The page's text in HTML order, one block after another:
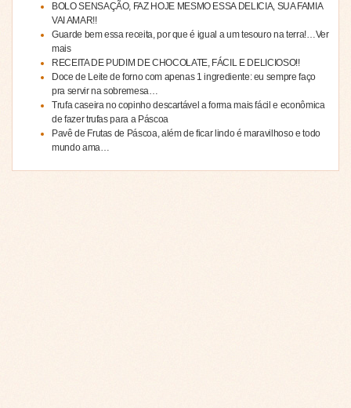
BOLO SENSAÇÃO, FAZ HOJE MESMO ESSA DELICIA, SUA FAMIA
VAI AMAR!!
Guarde bem essa receita, por que é igual a um tesouro na terra!…Ver
mais
RECEITA DE PUDIM DE CHOCOLATE, FÁCIL E DELICIOSO!!
Doce de Leite de forno com apenas 1 ingrediente: eu sempre faço
pra servir na sobremesa…
Trufa caseira no copinho descartável a forma mais fácil e econômica
de fazer trufas para a Páscoa
Pavê de Frutas de Páscoa, além de ficar lindo é maravilhoso e todo
mundo ama…